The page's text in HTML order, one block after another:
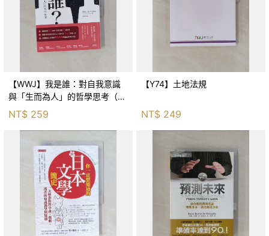
【WWJ】我是誰：對自我意識
與「生而為人」的哲學思考（暢
銷紀念版）_理察．大衛．普列
NT$ 259
【Y74】土地法規
NT$ 249